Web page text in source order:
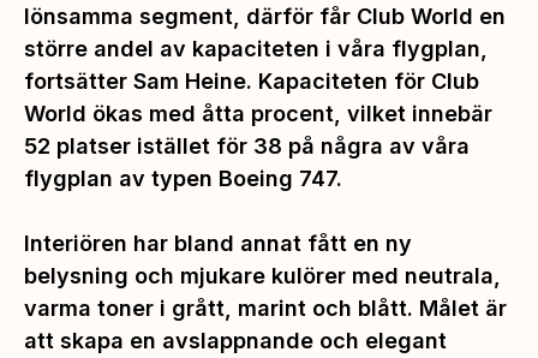
lönsamma segment, därför får Club World en
större andel av kapaciteten i våra flygplan,
fortsätter Sam Heine. Kapaciteten för Club
World ökas med åtta procent, vilket innebär
52 platser istället för 38 på några av våra
flygplan av typen Boeing 747.
Interiören har bland annat fått en ny
belysning och mjukare kulörer med neutrala,
varma toner i grått, marint och blått. Målet är
att skapa en avslappnande och elegant